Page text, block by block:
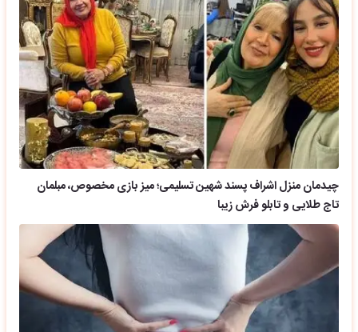
چیدمان منزل اشراف پسند شهین تسلیمی؛ میز بازی مخصوص، مبلمان
تاج طلایی و تابلو فرش زیبا